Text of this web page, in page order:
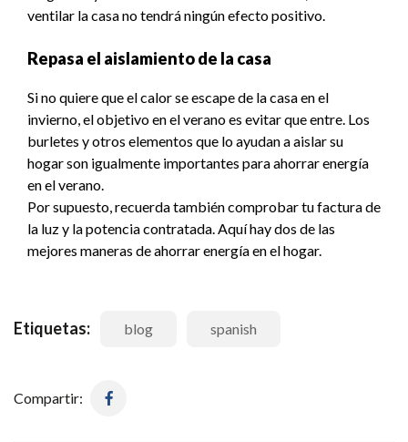
ventilar la casa no tendrá ningún efecto positivo.
Repasa el aislamiento de la casa
Si no quiere que el calor se escape de la casa en el
invierno, el objetivo en el verano es evitar que entre. Los
burletes y otros elementos que lo ayudan a aislar su
hogar son igualmente importantes para ahorrar energía
en el verano.
Por supuesto, recuerda también comprobar tu factura de
la luz y la potencia contratada. Aquí hay dos de las
mejores maneras de ahorrar energía en el hogar.
Etiquetas: blog spanish
Compartir: